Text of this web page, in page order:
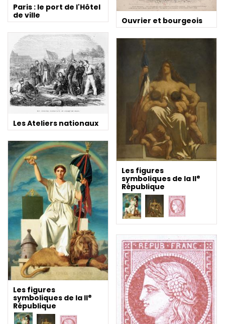
Paris : le port de l'Hôtel
de ville
Ouvrier et bourgeois
Les Ateliers nationaux
Les figures
symboliques de la IIe
République
Les figures
symboliques de la IIe
République